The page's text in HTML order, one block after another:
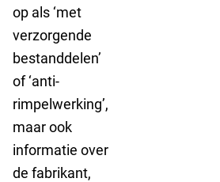
op als ‘met
verzorgende
bestanddelen’
of ‘anti-
rimpelwerking’,
maar ook
informatie over
de fabrikant,